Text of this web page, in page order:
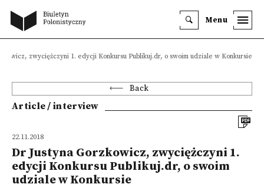
Menu
zwyciężczyni 1. edycji Konkursu Publikuj.dr, o swoim udziale w Konkursie
Back
Article / interview
22.11.2018
Dr Justyna Gorzkowicz, zwyciężczyni 1.
edycji Konkursu Publikuj.dr, o swoim
udziale w Konkursie